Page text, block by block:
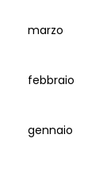
marzo
febbraio
gennaio